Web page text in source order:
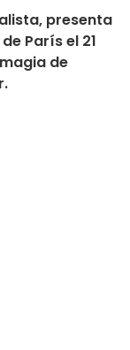
presenta
París el 21
de